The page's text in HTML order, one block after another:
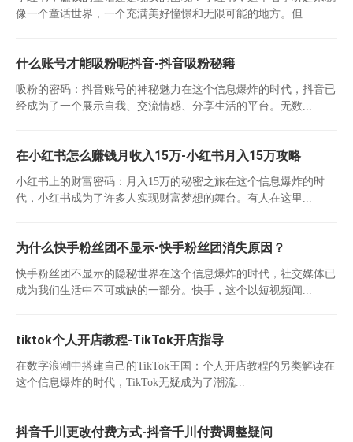
像一个童话世界，一个充满美好憧憬和无限可能的地方。但...
什么账号才能吸粉呢抖音-抖音吸粉秘籍
吸粉的密码：抖音账号的神秘魅力在这个信息爆炸的时代，抖音已
经成为了一个展示自我、交流情感、分享生活的平台。无数...
在小红书怎么赚钱月收入15万-小红书月入15万攻略
小红书上的财富密码：月入15万的秘密之旅在这个信息爆炸的时
代，小红书成为了许多人实现财富梦想的舞台。有人在这里...
为什么快手粉丝团不显示-快手粉丝团消失原因？
快手粉丝团不显示的隐秘世界在这个信息爆炸的时代，社交媒体已
成为我们生活中不可或缺的一部分。快手，这个以短视频闻...
tiktok个人开店教程-TikTok开店指导
在数字浪潮中搭建自己的TikTok王国：个人开店教程的另类解读在
这个信息爆炸的时代，TikTok无疑成为了潮流...
抖音千川更改付费方式-抖音千川付费调整疑问